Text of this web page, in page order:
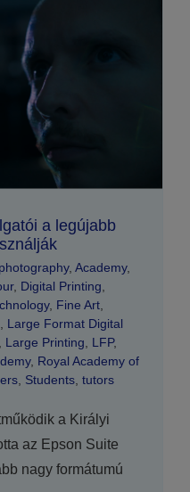
a legújabb
, Academy,
, Digital Printing
, Fine Art,
Large Format Digital
Large Printing LFP,
, Royal Academy of
, Students, tutors
a Királyi
az Epson Suite
nagy formátumú